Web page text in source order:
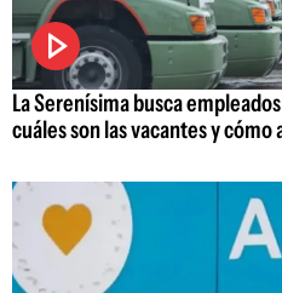
La Serenísima busca
cuáles son las vacantes y cómo